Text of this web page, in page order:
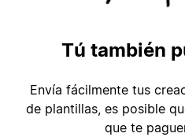
Tú también
Envía fácilmente tus
de plantillas, es posible
que te